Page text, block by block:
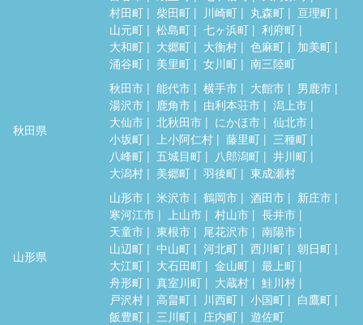
村田町
柴田町 川崎町 丸森町
亘理町
山元町
松島町 七ヶ浜町
利府町
大和町
大郷町 大衡村 色麻町
加美町
涌谷町
美里町 女川町 南三陸町
秋田県
秋田市 能代市 横手市 大館市
男鹿市
湯沢市
鹿角市 由利本荘市
潟上市
大仙市
北秋田市 にかほ市
仙北市
小坂町
上小阿仁村 藤里町
三種町
八峰町
五城目町 八郎潟町
井川町
大潟村
美郷町 羽後町 東成瀬村
山形県
山形市 米沢市 鶴岡市 酒田市
新庄市
寒河江市
上山市 村山市
長井市
天童市
東根市 尾花沢市
南陽市
山辺町
中山町 河北町 西川町
朝日町
大江町
大石田町 金山町
最上町
舟形町
真室川町 大蔵村
鮭川村
戸沢村
高畠町 川西町 小国町
白鷹町
飯豊町
三川町 庄内町 遊佐町